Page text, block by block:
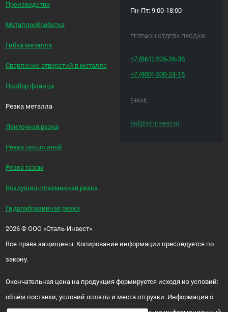
Производство
Металлообработка
Гибка металла
Сверление отверстий в металле
Подбор фланца
Резка металла
Ленточная резка
Резка гильотиной
Резка газом
Воздушно-плазменная резка
Гидроабразивная резка
Пн-Пт: 9:00-18:00
ТЕЛЕФОН ОТДЕЛА ПРОДАЖ
+7 (861)205-26-35
+7 (800) 500-24-15
E-MAIL
krd@stl-invest.ru
2026 ©ООО «Сталь-Инвест»
Все права защищены. Копирование информации преследуется по
закону.
Окончательная цена на продукция формируется исходя из условий:
объём поставки, условий оплаты и места отгрузки. Информация о